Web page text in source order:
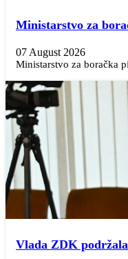
Ministarstvo za
07 August 2026
Ministarstvo za boračka
Vlada ZDK